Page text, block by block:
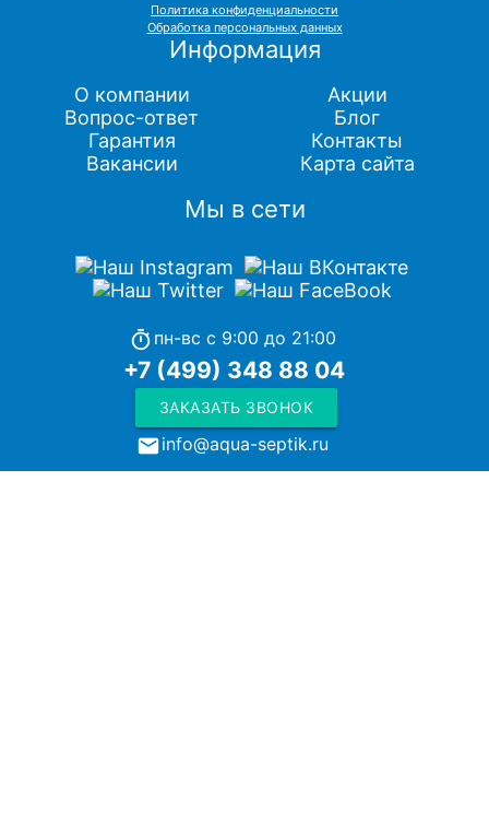
Политика конфиденциальности
Обработка персональных данных
Информация
О компании
Вопрос-ответ
Гарантия
Вакансии
Акции
Блог
Контакты
Карта сайта
Мы в сети
timer пн-вс с 9:00 до 21:00
+7 (499) 348 88 04
ЗАКАЗАТЬ ЗВОНОК
local_post_officeinfo@aqua-septik.ru